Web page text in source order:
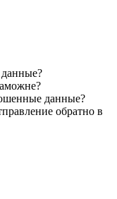
данные?
обратно в